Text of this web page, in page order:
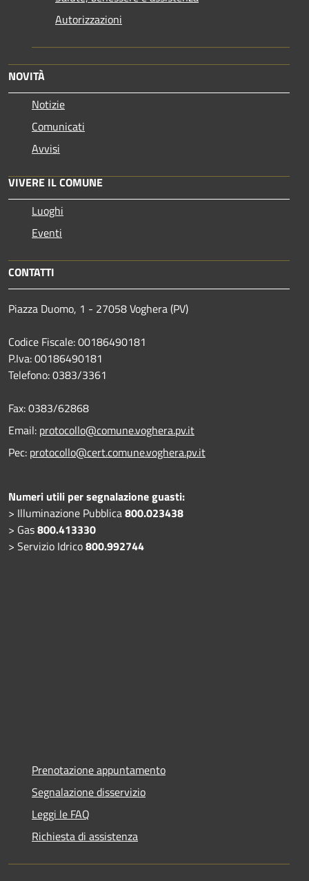
Autorizzazioni
NOVITÀ
Notizie
Comunicati
Avvisi
VIVERE IL COMUNE
Luoghi
Eventi
CONTATTI
Piazza Duomo, 1 - 27058 Voghera (PV)
Codice Fiscale: 00186490181
P.Iva: 00186490181
Telefono:0383/3361
Fax:0383/62868
Email: protocollo@comune.voghera.pv.it
Pec: protocollo@cert.comune.voghera.pv.it
Numeri utili per segnalazione guasti:
> Illuminazione Pubblica800.023438
> Gas800.413330
> Servizio Idrico800.992744
Prenotazione appuntamento
Segnalazione disservizio
Leggi le FAQ
Richiesta di assistenza